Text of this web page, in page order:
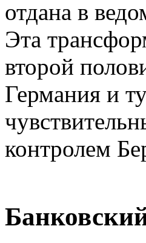
отдана в
Эта
второй
Германия и
контролем